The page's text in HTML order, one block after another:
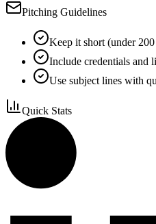
Pitching Guidelines
Keep it short (under
Include credentials and
Use subject lines with
Quick Stats